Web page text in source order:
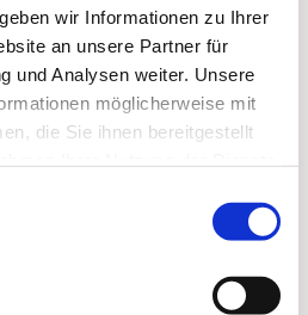
wir Informationen zu Ihrer
an unsere Partner für
und Analysen weiter. Unsere
möglicherweise mit
die Sie ihnen bereitgestellt